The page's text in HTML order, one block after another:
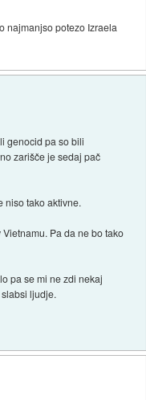
najmanjso potezo Izraela
genocid pa so bili
zarišče je sedaj pač
niso tako aktivne.
Pa da ne bo tako
pa se mi ne zdi nekaj
ljudje.